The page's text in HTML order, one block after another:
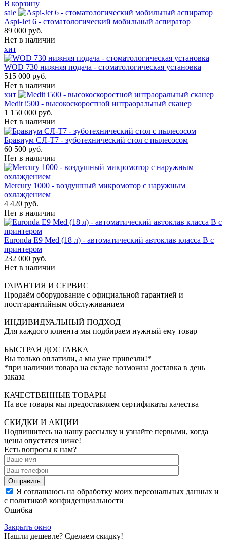
В корзину
sale
Aspi-Jet 6 - стоматологический мобильный аспиратор
89 000 руб.
Нет в наличии
хит
WOD 730 нижняя подача - стоматологическая установка
515 000 руб.
Нет в наличии
хит
Medit i500 - высокоскоростной интраоральный сканер
1 150 000 руб.
Нет в наличии
Бравиум СЛ-Т7 - зуботехнический стол с пылесосом
60 500 руб.
Нет в наличии
Mercury 1000 - воздушный микромотор с наружным
охлаждением
4 420 руб.
Нет в наличии
Euronda E9 Med (18 л) - автоматический автоклав класса B с
принтером
232 000 руб.
Нет в наличии
ГАРАНТИЯ И СЕРВИС
Продаём оборудование с официальной гарантией и
постгарантийным обслуживанием
ИНДИВИДУАЛЬНЫЙ ПОДХОД
Для каждого клиента мы подбираем нужный ему товар
БЫСТРАЯ ДОСТАВКА
Вы только оплатили, а мы уже привезли!*
*при наличии товара на складе возможна доставка в день
заказа
КАЧЕСТВЕННЫЕ ТОВАРЫ
На все товары мы предоставляем сертификаты качества
СКИДКИ И АКЦИИ
Подпишитесь на нашу рассылку и узнайте первыми, когда
цены опустятся ниже!
Есть вопросы к нам?
Отправить
Я соглашаюсь на обработку моих персональных данных и
с политикой конфиденциальности
Ошибка
Закрыть окно
Нашли дешевле? Сделаем скидку!